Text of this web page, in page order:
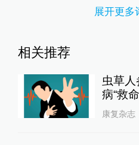
展开更多
相关推荐
虫草
病“救
康复杂志